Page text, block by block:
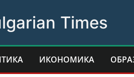
Times
ИКОНОМИКА